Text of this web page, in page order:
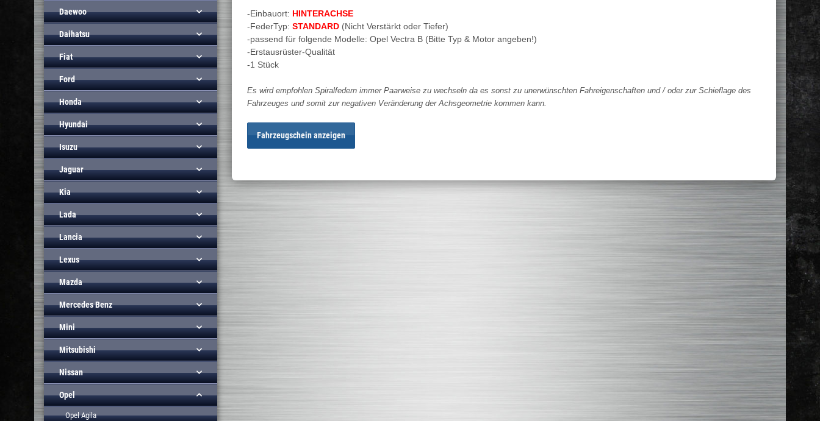
-Einbauort: HINTERACHSE
-FederTyp: STANDARD (Nicht Verstärkt oder Tiefer)
-passend für folgende Modelle: Opel Vectra B (Bitte Typ & Motor angeben!)
-Erstausrüster-Qualität
-1 Stück
Es wird empfohlen Spiralfedern immer Paarweise zu wechseln da es sonst zu unerwünschten Fahreigenschaften und / oder zur Schieflage des
Fahrzeuges und somit zur negativen Veränderung der Achsgeometrie kommen kann.
Fahrzeugschein anzeigen
Daewoo
Daihatsu
Fiat
Ford
Honda
Hyundai
Isuzu
Jaguar
Kia
Lada
Lancia
Lexus
Mazda
Mercedes Benz
Mini
Mitsubishi
Nissan
Opel
Opel Agila